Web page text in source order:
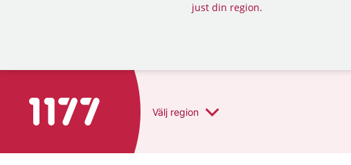
just din region.
Till startsidan för 1177 Välj region